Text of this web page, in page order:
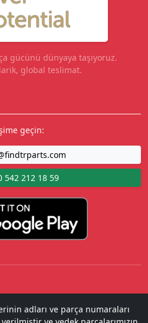
gücünü dünyaya taşıyoruz.
global teslimat.
geçin:
542 212 18 59
adları ve parça numaraları